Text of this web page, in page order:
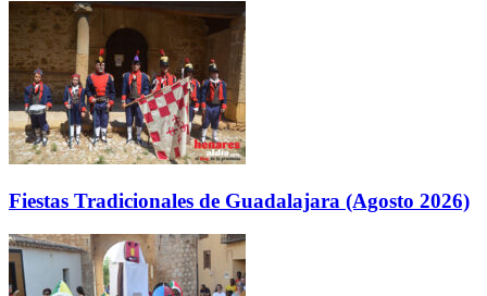
Fiestas Tradicionales de Guadalajara (Agosto 2026)